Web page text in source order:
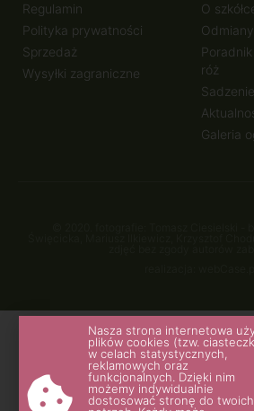
Regulamin
Polityka prywatności
Sprzedaż
Wysyłki zagraniczne
O
Odmiany
róż
Galeria
Nasza strona internetowa
plików cookies (tzw.
w celach statystycznych,
reklamowych oraz
funkcjonalnych. Dzięki nim
możemy indywidualnie
dostosować stronę do twoich